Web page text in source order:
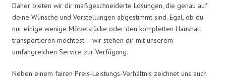
Daher bieten wir dir maßgeschneiderte Lösungen, die genau auf
deine Wünsche und Vorstellungen abgestimmt sind. Egal, ob du
nur einige wenige Möbelstücke oder den kompletten Haushalt
transportieren möchtest – wir stehen dir mit unserem
umfangreichen Service zur Verfügung.
Neben einem fairen Preis-Leistungs-Verhältnis zeichnet uns auch